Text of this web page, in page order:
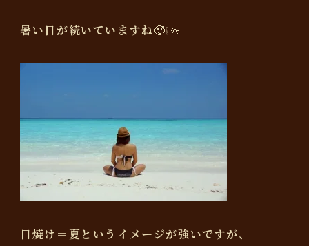
暑い日が続いていますね🥵❕‪🔆‬
日焼け＝夏というイメージが強いですが、